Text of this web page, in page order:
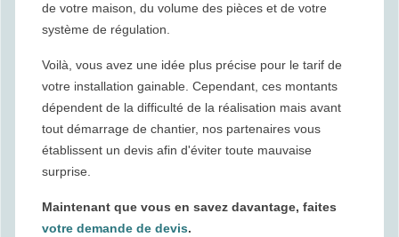
de votre maison, du volume des pièces et de votre
système de régulation.
Voilà, vous avez une idée plus précise pour le tarif de
votre installation gainable. Cependant, ces montants
dépendent de la difficulté de la réalisation mais avant
tout démarrage de chantier, nos partenaires vous
établissent un devis afin d'éviter toute mauvaise
surprise.
Maintenant que vous en savez davantage, faites
votre demande de devis.